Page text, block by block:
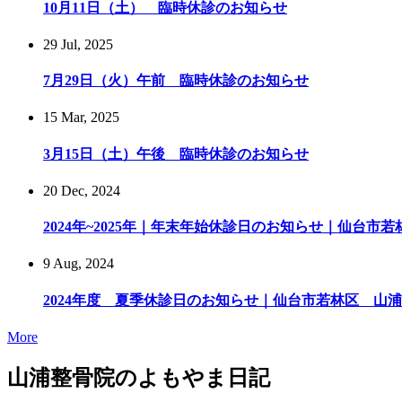
10月11日（土） 臨時休診のお知らせ
29 Jul, 2025
7月29日（火）午前 臨時休診のお知らせ
15 Mar, 2025
3月15日（土）午後 臨時休診のお知らせ
20 Dec, 2024
2024年~2025年｜年末年始休診日のお知らせ｜仙台市
9 Aug, 2024
2024年度 夏季休診日のお知らせ｜仙台市若林区 山
More
山浦整骨院のよもやま日記